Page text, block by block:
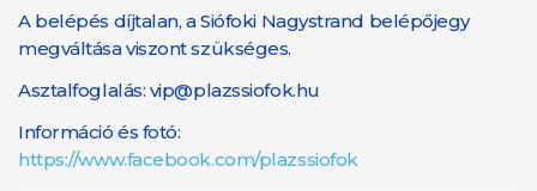
A belépés díjtalan, a Siófoki Nagystrand belépőjegy
megváltása viszont szükséges.
Asztalfoglalás: vip@plazssiofok.hu
Információ és fotó:
https://www.facebook.com/plazssiofok